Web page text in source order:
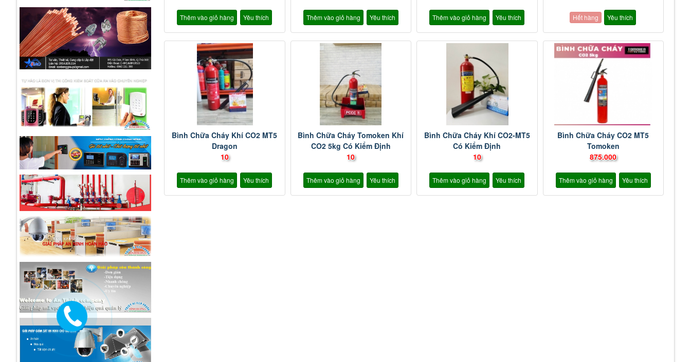
Thêm vào giỏ hàng Yêu thích Thêm vào giỏ hàng Yêu thích Thêm vào giỏ hàng Yêu thích Hết hàng Yêu thích
Bình Chữa Cháy Khí CO2 MT5
Dragon
10
Thêm vào giỏ hàng Yêu thích
Bình Chữa Cháy Tomoken Khí
CO2 5kg Có Kiểm Định
10
Thêm vào giỏ hàng Yêu thích
Bình Chữa Cháy Khí CO2-MT5
Có Kiểm Định
10
Thêm vào giỏ hàng Yêu thích
Bình Chữa Cháy CO2 MT5
Tomoken
875.000
Thêm vào giỏ hàng Yêu thích